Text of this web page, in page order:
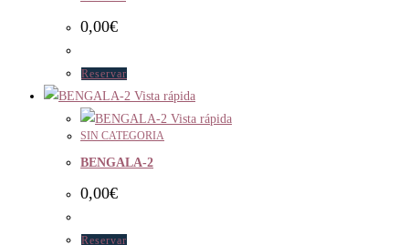
0,00€
Reservar
Vista rápida
Vista rápida
SIN CATEGORIA
BENGALA-2
0,00€
Reservar